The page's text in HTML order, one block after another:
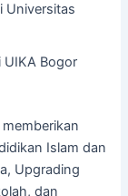
Universitas
UIKA Bogor
Islam dan
Upgrading
dan